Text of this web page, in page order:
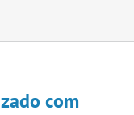
com